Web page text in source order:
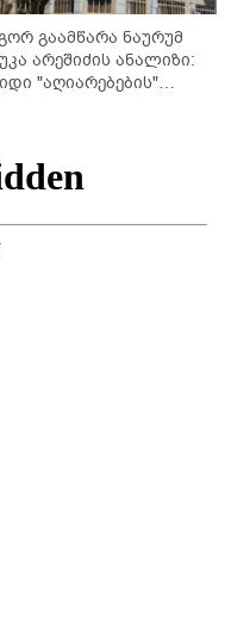
გაამწარა ნაურუმ
არეშიძის ანალიზი:
"აღიარებების"